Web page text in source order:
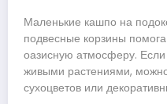
Маленькие кашпо на
подвесные корзины
оазисную атмосферу.
живыми растениями,
сухоцветов или